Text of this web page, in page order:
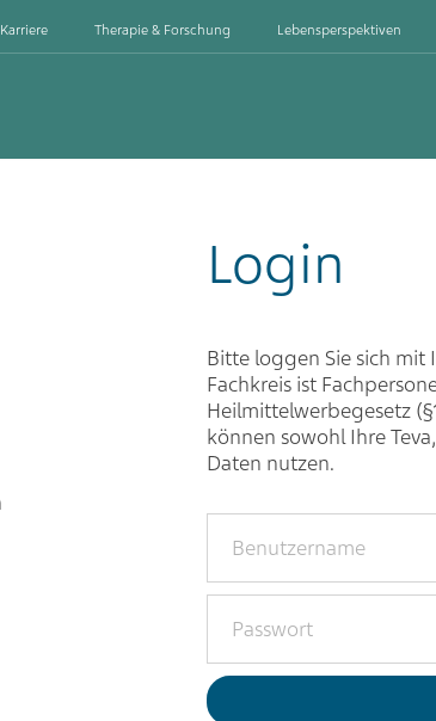
Karriere Therapie & Forschung Lebensperspektiven
Login
Bitte loggen Sie sich mit
Fachkreis ist
Heilmittelwerbegesetz
können sowohl Ihre
Daten nutzen.